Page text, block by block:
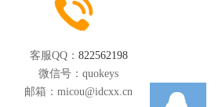
客服QQ： 822562198
微信号： quokeys
邮箱： micou@idcxx.cn